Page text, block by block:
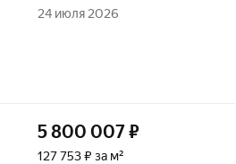
24 июля 2026
5 800 007₽
127 753 ₽ за м²